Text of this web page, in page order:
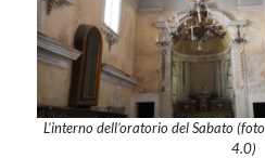
L’interno dell’oratorio del Sabato
4.0)